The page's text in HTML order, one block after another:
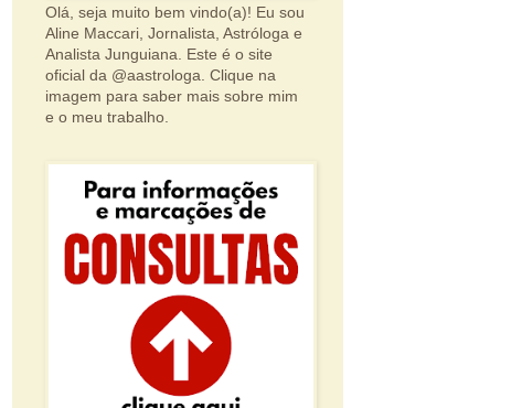
Olá, seja muito bem vindo(a)! Eu sou
Aline Maccari, Jornalista, Astróloga e
Analista Junguiana. Este é o site
oficial da @aastrologa. Clique na
imagem para saber mais sobre mim
e o meu trabalho.